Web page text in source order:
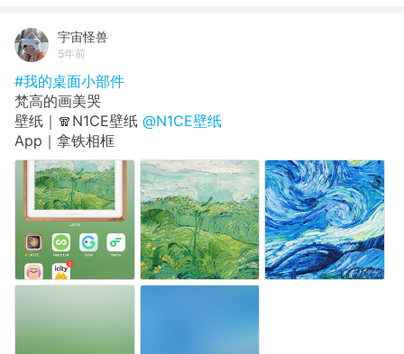
宇宙怪兽
5年前
#我的桌面小部件
梵高的画美哭
壁纸｜🧣N1CE壁纸 @N1CE壁纸
App｜拿铁相框